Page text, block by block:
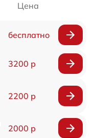
Цена
бесплатно
3200 р
2200 р
2000 р